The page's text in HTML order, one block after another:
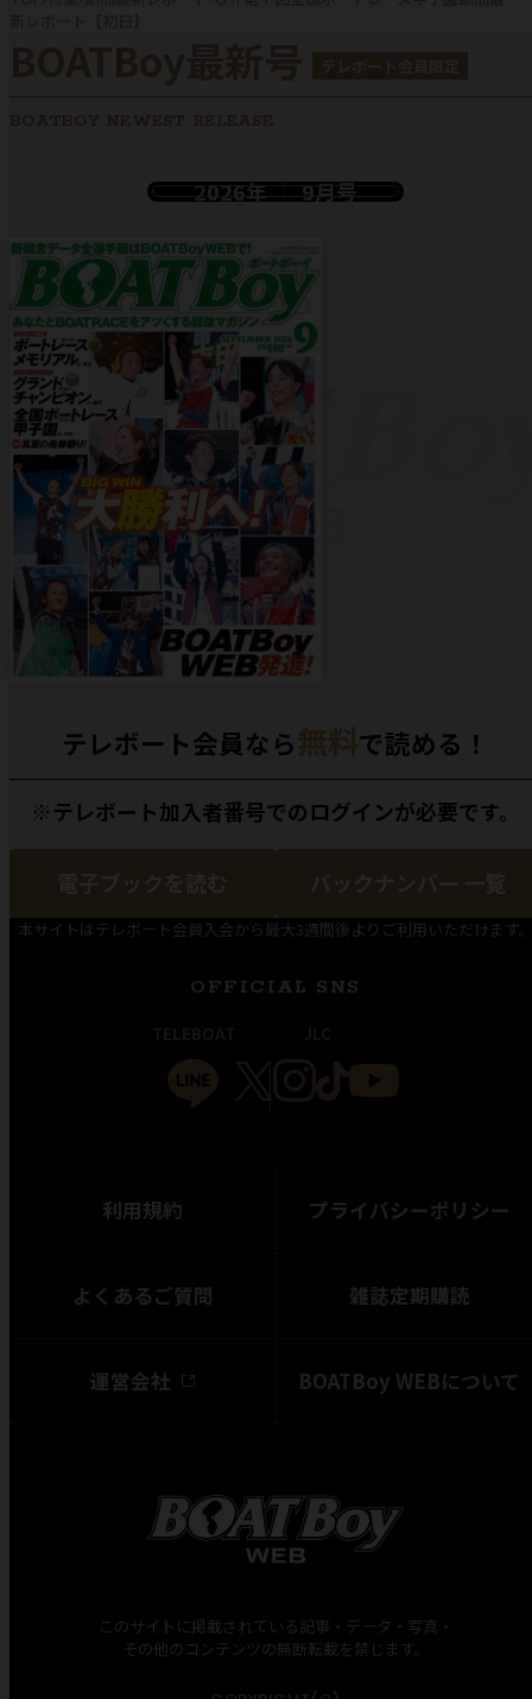
BOATBoy最新号
BOATBOY NEWEST RELEASE
2026年 9月号
テレボート会員なら無料で読める！
※テレボート加入者番号でのログインが必要です。
電子ブックを読む バックナンバー 一覧
本サイトはテレボート会員入会から最大3週間後よりご利用いただけます
OFFICIAL SNS
利用規約 プライバシーポリシー
よくあるご質問 雑誌定期購読
運営会社 BOATBoy WEBについて
このサイトに掲載されている記事・データ・写真・
その他のコンテンツの無断転載を禁じます。